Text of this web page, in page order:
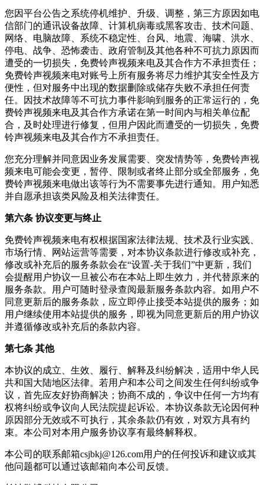
您因平台公告之系统停机维护、升级、调整，第三方原因如电
信部门的通讯设备故障、计算机病毒或黑客攻击、技术问题、
网络、电脑故障、系统不稳定性、台风、地震、海啸、洪水、
停电、战争、恐怖袭击、政府管制及其他各种不可抗力原因而
遭受的一切损失， 免费铃声视频来电及其合作方不承担责任；
免费铃声视频来电对账号上所有服务将尽力维护其安全性及方
便性，但对服务中出现的数据删除或储存失败不承担任何责
任。因技术故障等不可抗力事件影响到服务的正常运行的， 免
费铃声视频来电及其合作方承诺在第一时间内与相关单位配
合，及时处理进行修复，但用户因此而遭受的一切损失， 免费
铃声视频来电及其合作方不承担责任。
您充分理解并同意因业务发展需要、突发情势等， 免费铃声视
频来电可能会变更，暂停、限制或者终止部分或全部服务， 免
费铃声视频来电做出该等行为不需要事先进行通知。用户知悉
并自愿承担该类风险及相关法律责任。
第六条 协议变更与终止
免费铃声视频来电有权根据国家法律法规、技术及行业实践、
市场行情、网站运营等需要，对本协议条款进行修改或补充，
修改或补充后的服务条款会在“设置-关于我们”中更新，我们
会提醒用户协议一旦被公布在本站上即生效力，并代替原来的
服务条款。用户可随时登录查阅最新服务条款内容。如用户不
同意更新后的服务条款，应立即停止接受本站提供的服务；如
用户继续使用本站提供的服务，即视为同意更新后的用户协议
并遵循修改或补充后的条款内容。
第七条 其他
本协议的成立、生效、履行、解释及纠纷解决，适用中华人民
共和国大陆地区法律。若用户和本公司之间发生任何纠纷或争
议，首先应友好协商解决；协商不成的，争议中任何一方均有
权将纠纷或争议向人民法院提起诉讼。本协议条款无论因何种
原因部分无效或不可执行，其余条款仍有效，对双方具有约
束。本公司对本用户服务协议享有最终解释权。
本公司的联系邮箱csjbkj@126.com用户的任何投诉和建议或其
他问题都可以通过该邮箱向本公司反馈。